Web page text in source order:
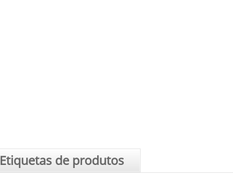
Etiquetas de produtos